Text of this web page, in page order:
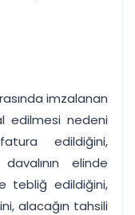
imzalanan
edilmesi nedeni
edildiğini,
elinde
tebliğ edildiğini,
alacağın tahsili